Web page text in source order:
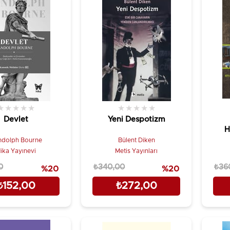
Devlet
★ ★ ★ ★
Bourne
Yayınevi
%20
Yeni Despotizm
★ ★ ★ ★ ★
Bülent Diken
Metis Yayınları
₺272,00
₺340,00 %20